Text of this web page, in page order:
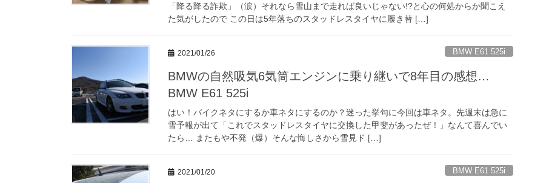
「降る降る詐欺」（涙）それなら雪山まで走れば良いじゃない!?と心の何処からか聞こえ
た気がしたので この日は5年落ちのスタッドレスタイヤに履き替 […]
2021/01/26 BMW E61 525i
BMWの自然吸気6気筒エンジンに乗り継いで8年目の感想…
BMW E61 525i
はい！バイクネタにするか車ネタにするのか？迷った挙句に今回は車ネタ。先週末は急に
雪予報が出て「これでスタッドレスタイヤに交換した甲斐があったぜ！」なんて喜んでい
たら… またもや不発（爆）そんな悔しさから雪見ド […]
2021/01/20 BMW E61 525i